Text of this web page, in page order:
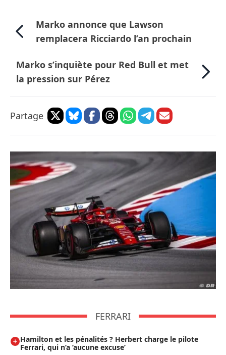
Marko annonce que Lawson
remplacera Ricciardo l’an prochain
Marko s’inquiète pour Red Bull et met
la pression sur Pérez
Partage
FERRARI
Hamilton et les pénalités ? Herbert charge le pilote
Ferrari, qui n’a ’aucune excuse’